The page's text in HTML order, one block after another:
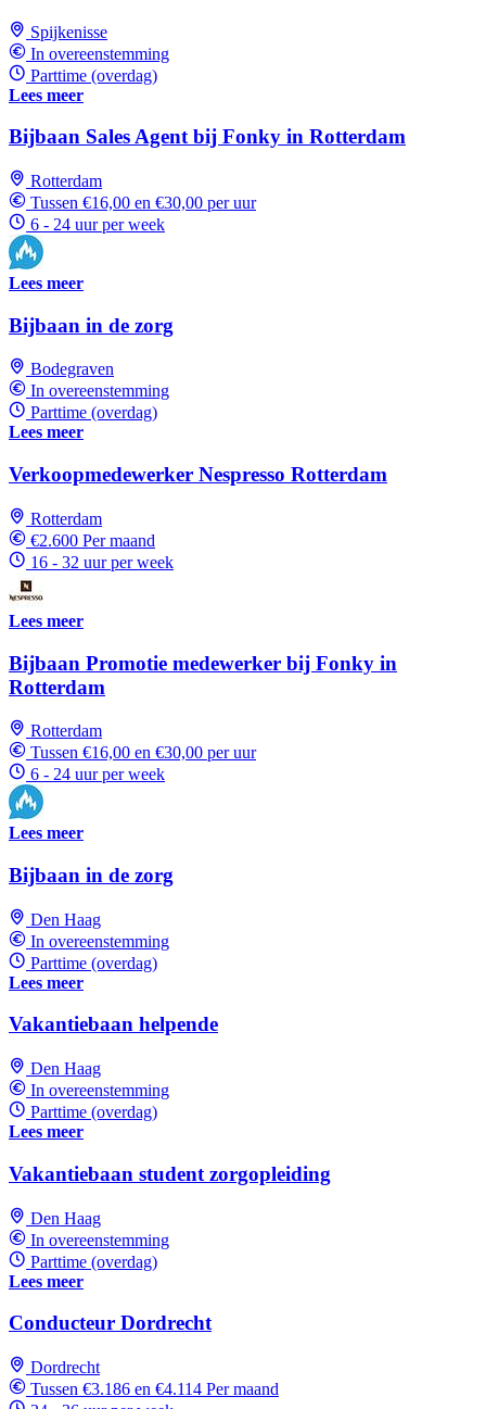
Spijkenisse
In overeenstemming
Parttime (overdag)
Lees meer
Bijbaan Sales Agent bij Fonky in Rotterdam
Rotterdam
Tussen €16,00 en €30,00 per uur
6 - 24 uur per week
Lees meer
Bijbaan in de zorg
Bodegraven
In overeenstemming
Parttime (overdag)
Lees meer
Verkoopmedewerker Nespresso Rotterdam
Rotterdam
€2.600 Per maand
16 - 32 uur per week
Lees meer
Bijbaan Promotie medewerker bij Fonky in
Rotterdam
Rotterdam
Tussen €16,00 en €30,00 per uur
6 - 24 uur per week
Lees meer
Bijbaan in de zorg
Den Haag
In overeenstemming
Parttime (overdag)
Lees meer
Vakantiebaan helpende
Den Haag
In overeenstemming
Parttime (overdag)
Lees meer
Vakantiebaan student zorgopleiding
Den Haag
In overeenstemming
Parttime (overdag)
Lees meer
Conducteur Dordrecht
Dordrecht
Tussen €3.186 en €4.114 Per maand